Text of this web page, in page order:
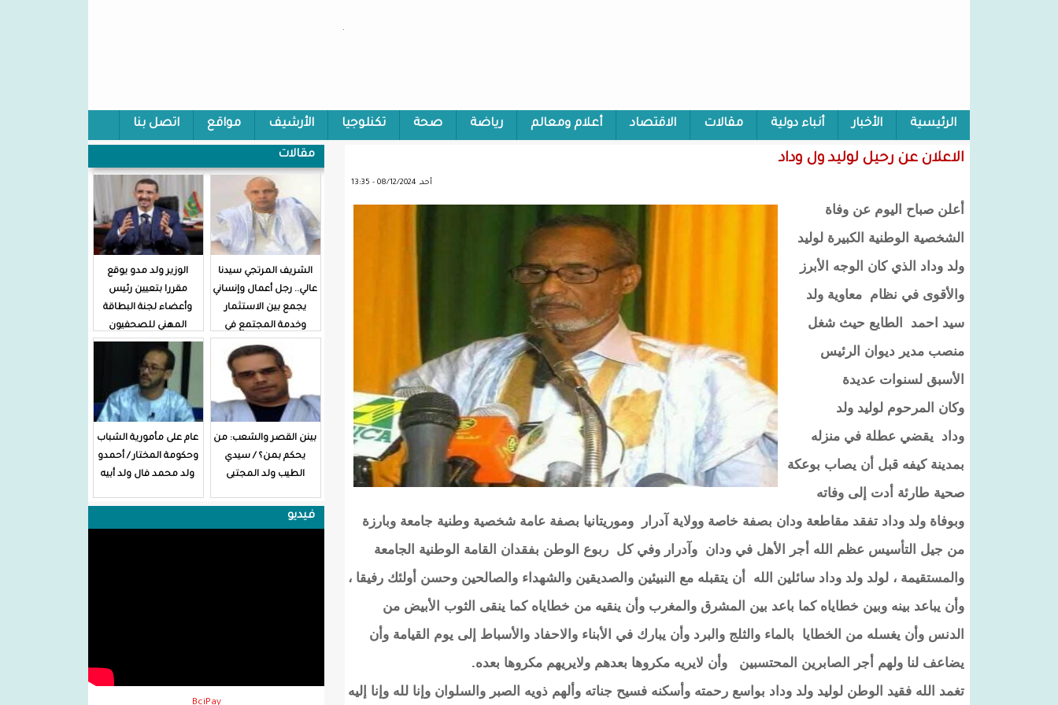
.
الرئيسية الأخبار أنباء دولية مقالات الاقتصاد أعلام ومعالم رياضة صحة تكنلوجيا الأرشيف مواقع اتصل بنا
مقالات
الشريف المرتجي سيدنا
عالي.. رجل أعمال وإنساني
يجمع بين الاستثمار
وخدمة المجتمع في
موريتانيا
الوزير ولد مدو يوقع
مقررا بتعيين رئيس
وأعضاء لجنة البطاقة
المهني للصحفيون
بينن القصر والشعب: من
يحكم بمن؟ / سيدي
الطيب ولد المجتبى
عام على مأمورية الشباب
وحكومة المختار / أحمدو
ولد محمد فال ولد أبيه
فيديو
الاعلان عن رحيل لوليد ول وداد
أحد, 08/12/2024 - 13:35
أعلن صباح اليوم عن وفاة
الشخصية الوطنية الكبيرة لوليد
ولد وداد الذي كان الوجه الأبرز
والأقوى في نظام معاوية ولد
سيد احمد الطايع حيث شغل
منصب مدير ديوان الرئيس
الأسبق لسنوات عديدة
وكان المرحوم لوليد ولد
وداد يقضي عطلة في منزله
بمدينة كيفه قبل أن يصاب بوعكة
صحية طارئة أدت إلى وفاته
وبوفاة ولد وداد تفقد مقاطعة ودان بصفة خاصة وولاية آدرار وموريتانيا بصفة عامة شخصية وطنية جامعة وبارزة
من جيل التأسيس عظم الله أجر الأهل في ودان وآدرار وفي كل ربوع الوطن بفقدان القامة الوطنية الجامعة
والمستقيمة ، لولد ولد وداد سائلين الله أن يتقبله مع النبيئين والصديقين والشهداء والصالحين وحسن أولئك رفيقا ،
وأن يباعد بينه وبين خطاياه كما باعد بين المشرق والمغرب وأن ينقيه من خطاياه كما ينقى الثوب الأبيض من
الدنس وأن يغسله من الخطايا بالماء والثلج والبرد وأن يبارك في الأبناء والاحفاد والأسباط إلى يوم القيامة وأن
يضاعف لنا ولهم أجر الصابرين المحتسبين وأن لايريه مكروها بعدهم ولايريهم مكروها بعده.
تغمد الله فقيد الوطن لوليد ولد وداد بواسع رحمته وأسكنه فسيح جناته وألهم ذويه الصبر والسلوان وإنا لله وإنا إليه